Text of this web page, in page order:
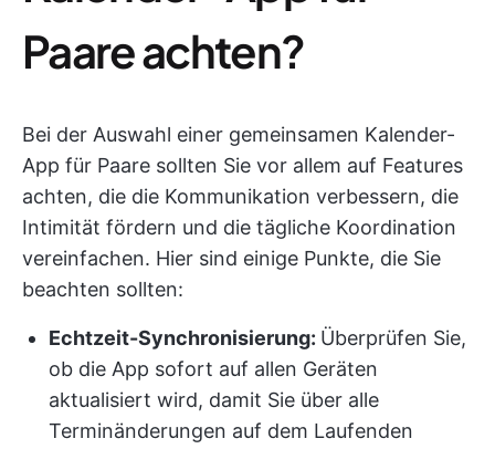
Paare achten?
Bei der Auswahl einer gemeinsamen Kalender-
App für Paare sollten Sie vor allem auf Features
achten, die die Kommunikation verbessern, die
Intimität fördern und die tägliche Koordination
vereinfachen. Hier sind einige Punkte, die Sie
beachten sollten:
Echtzeit-Synchronisierung: Überprüfen Sie,
ob die App sofort auf allen Geräten
aktualisiert wird, damit Sie über alle
Terminänderungen auf dem Laufenden